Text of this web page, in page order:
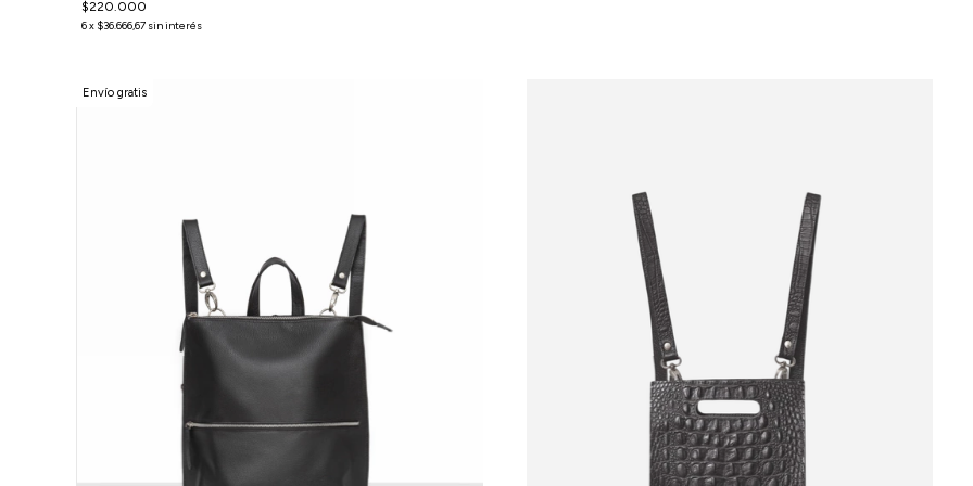
$220.000
6x $36.666,67 sin interés
Envío gratis